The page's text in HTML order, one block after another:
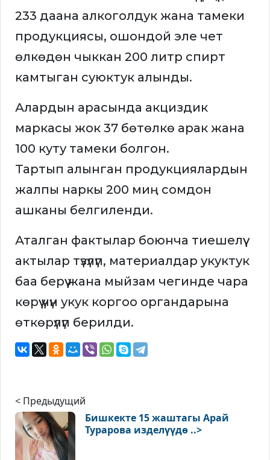
233 даана алкоголдук жана тамеки
продукциясы, ошондой эле чет
өлкөдөн чыккан 200 литр спирт
камтыган суюктук алынды.
Алардын арасында акциздик
маркасы жок 37 бөтөлкө арак жана
100 куту тамеки болгон.
Тартып алынган продукциялардын
жалпы наркы 200 миң сомдон
ашканы белгиленди.
Аталган фактылар боюнча тиешелүү
актылар түзүлүп, материалдар укуктук
баа берүү жана мыйзам чегинде чара
көрүү үчүн укук коргоо органдарына
өткөрүлүп берилди.
< Предыдущий
Бишкекте 15 жаштагы Арай
Турарова изделүүдө ..>